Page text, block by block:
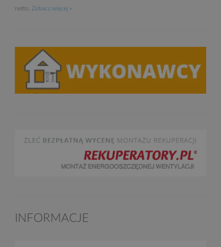
netto. Zobacz więcej »
INFORMACJE